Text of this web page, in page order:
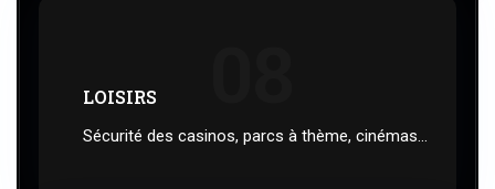
LOISIRS
Sécurité des casinos, parcs à thème, cinémas...